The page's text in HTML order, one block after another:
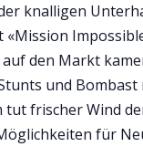
knalligen
«Mission
den Markt
und Bombast
tut frischer Wind
für